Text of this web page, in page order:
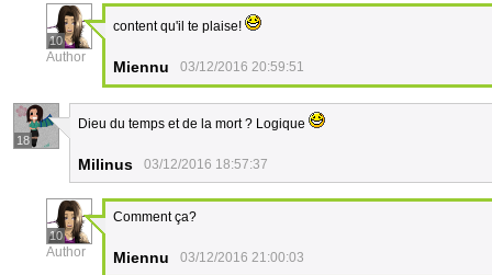
10
Author
content qu'il te plaise!
Miennu 03/12/2016 20:59:51
18
Dieu du temps et de la mort ? Logique
Milinus 03/12/2016 18:57:37
10
Author
Comment ça?
Miennu 03/12/2016 21:00:03